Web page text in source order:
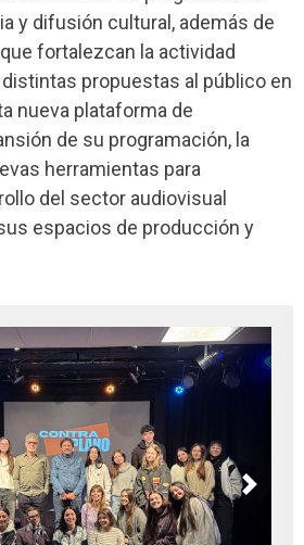
y difusión cultural, además de
fortalezcan la actividad
propuestas al público en
nueva plataforma de
de su programación, la
herramientas para
del sector audiovisual
espacios de producción y
Next